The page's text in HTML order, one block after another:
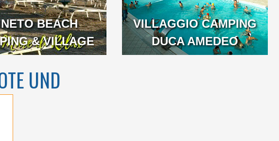
BEACH
& VILLAGE
VILLAGGIO CAMPING
DUCA AMEDEO
UND